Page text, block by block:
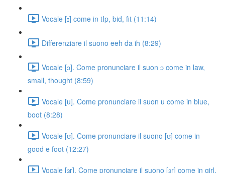
Vocale [ɪ] come in tIp, bid, fit (11:14)
Differenziare il suono eeh da ih (8:29)
Vocale [ɔ]. Come pronunciare il suon ɔ come in law,
small, thought (8:59)
Vocale [u]. Come pronunciare il suon u come in blue,
boot (8:28)
Vocale [ʊ]. Come pronunciare il suono [ʊ] come in
good e foot (12:27)
Vocale [ɜr]. Come pronunciare il suono [ɜr] come in girl,